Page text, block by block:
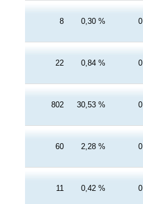
8 0,30 % 0
22 0,84 % 0
802 30,53 % 0
60 2,28 % 0
11 0,42 % 0